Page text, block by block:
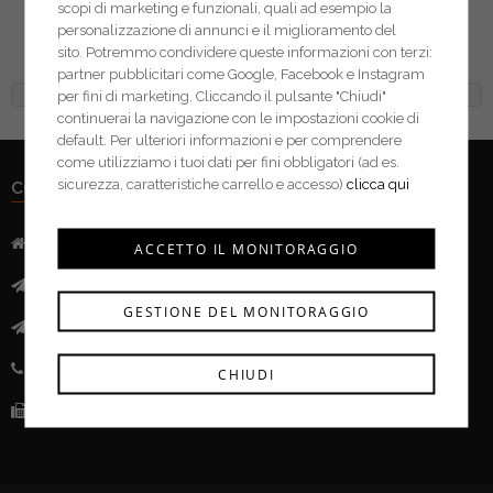
3M nastro riflettente
Diamond Grade serie 983
CONTATTI
Via Mazzini, 52 - 46043 Castiglione delle Stivere (MN)
Pec:ferrcima@pec.it
(+39) 0376 943911
scopi di marketing e funzionali, quali ad esempio la
personalizzazione di annunci e il miglioramento del
sito. Potremmo condividere queste informazioni con terzi:
partner pubblicitari come Google, Facebook e Instagram
per fini di marketing. Cliccando il pulsante "Chiudi"
continuerai la navigazione con le impostazioni cookie di
default. Per ulteriori informazioni e per comprendere
come utilizziamo i tuoi dati per fini obbligatori (ad es.
sicurezza, caratteristiche carrello e accesso)clicca qui
CHIUDI
GESTIONE DEL MONITORAGGIO
ACCETTO IL MONITORAGGIO